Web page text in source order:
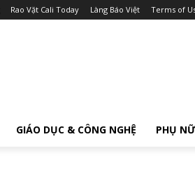
Rao Vặt Cali Today Làng Báo Việt Terms of
GIÁO DỤC & CÔNG NGHỆ PHỤ NỮ